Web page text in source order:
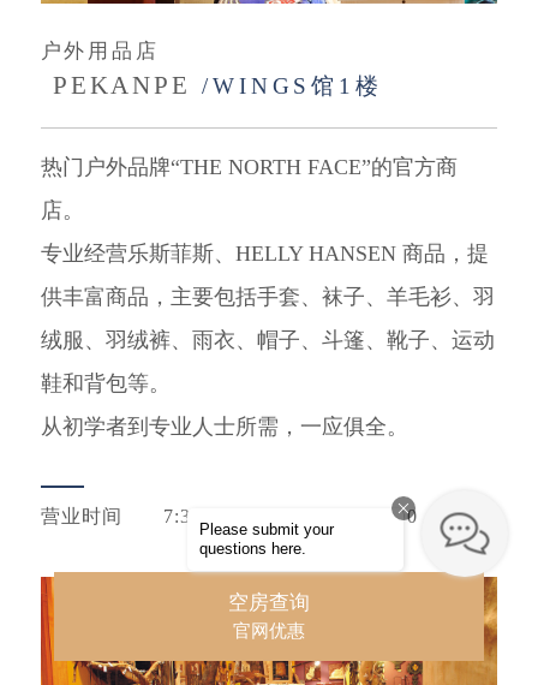
户外用品店
PEKANPE /WINGS馆1楼
热门户外品牌“THE NORTH FACE”的官方商
店。
专业经营乐斯菲斯、HELLY HANSEN 商品，提
供丰富商品，主要包括手套、袜子、羊毛衫、羽
绒服、羽绒裤、雨衣、帽子、斗篷、靴子、运动
鞋和背包等。
从初学者到专业人士所需，一应俱全。
营业时间 7:30～10:30、15:00～21:00
空房查询
官网优惠